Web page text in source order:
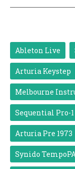
Ableton Live
Arturia Keystep
Melbourne
Sequential Pro-1
Arturia Pre 1973
Synido